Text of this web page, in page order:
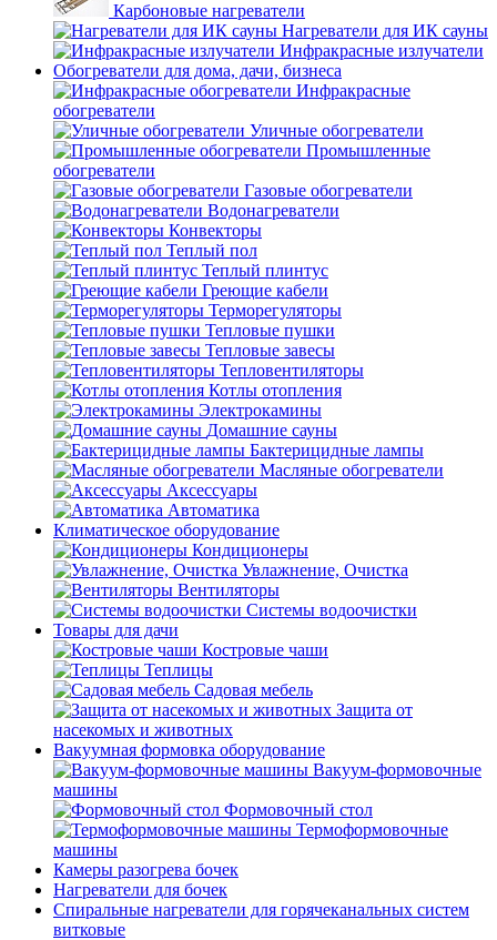
Карбоновые нагреватели
Нагреватели для ИК сауны
Инфракрасные излучатели
Обогреватели для дома, дачи, бизнеса
Инфракрасные
обогреватели
Уличные обогреватели
Промышленные
обогреватели
Газовые обогреватели
Водонагреватели
Конвекторы
Теплый пол
Теплый плинтус
Греющие кабели
Терморегуляторы
Тепловые пушки
Тепловые завесы
Тепловентиляторы
Котлы отопления
Электрокамины
Домашние сауны
Бактерицидные лампы
Масляные обогреватели
Аксессуары
Автоматика
Климатическое оборудование
Кондиционеры
Увлажнение, Очистка
Вентиляторы
Системы водоочистки
Товары для дачи
Костровые чаши
Теплицы
Садовая мебель
Защита от
насекомых и животных
Вакуумная формовка оборудование
Вакуум-формовочные
машины
Формовочный стол
Термоформовочные
машины
Камеры разогрева бочек
Нагреватели для бочек
Спиральные нагреватели для горячеканальных систем
витковые